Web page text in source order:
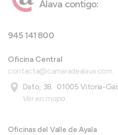
Álava contigo:
945 141 800
Oficina Central
contacta@camaradealava.com
Dato, 38 · 01005 Vitoria-
Ver en mapa
Oficinas del Valle de Ayala